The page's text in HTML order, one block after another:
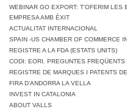
WEBINAR GO EXPORT: T’OFERIM
EMPRESA AMB ÈXIT
ACTUALITAT INTERNACIONAL
SPAIN -US CHAMBER OF COMMERCE
REGISTRE A LA FDA (ESTATS UNITS)
CODI: EORI. PREGUNTES FREQÜENTS
REGISTRE DE MARQUES I PATENTS
FIRA D’ANDORRA LA VELLA
INVEST IN CATALONIA
ABOUT VALLS